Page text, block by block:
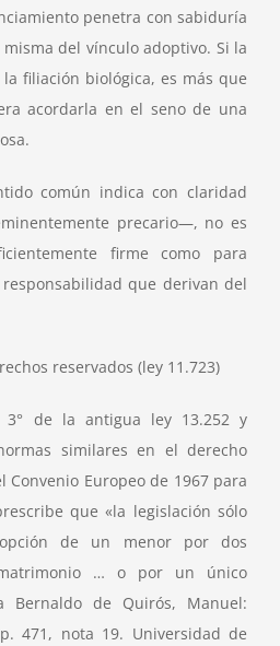
penetra con sabiduría
del vínculo adoptivo. Si la
filiación biológica, es más que
acordarla en el seno de una
común indica con claridad
precario—, no es
firme como para
que derivan del
reservados (ley 11.723)
3° de la antigua ley 13.252 y
similares en el derecho
Convenio Europeo de 1967 para
que «la legislación sólo
de un menor por dos
… o por un único
Bernaldo de Quirós, Manuel:
471, nota 19. Universidad de